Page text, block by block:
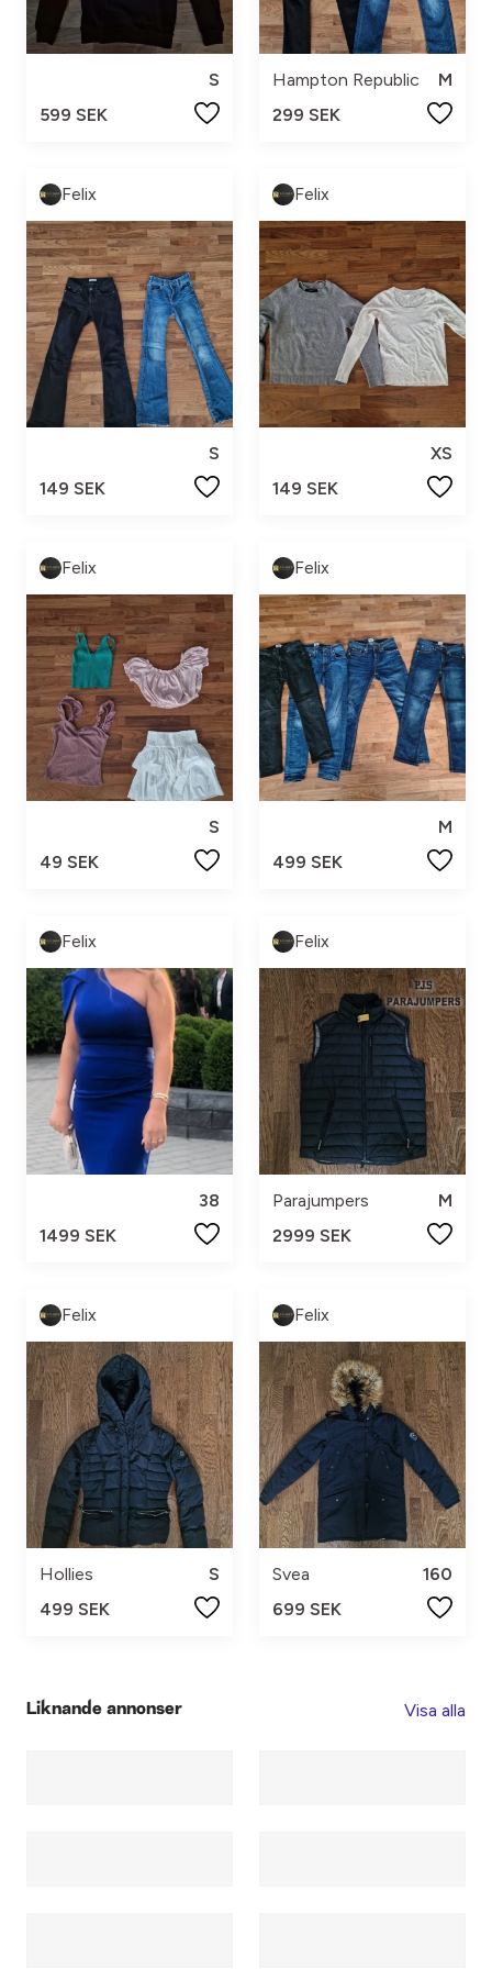
S
599 SEK
Hampton Republic
M
299 SEK
Felix
S
149 SEK
Felix
XS
149 SEK
Felix
S
49 SEK
Felix
M
499 SEK
Felix
38
1499 SEK
Felix
Parajumpers
M
2999 SEK
Felix
Hollies
S
499 SEK
Felix
Svea
160
699 SEK
Liknande annonser Visa alla